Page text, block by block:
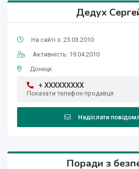
Дедух
На сайті з: 23.03.2010
Активність: 19.04.2010
Донецк
+ XXXXXXXXX
Показати телефон продавця
Надіслати
Поради з